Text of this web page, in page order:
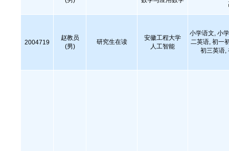
2004719
赵教员
(男)
研究生在读
安徽工程大学
人工智能
小学语文, 小
二英语, 初一
初三英语,